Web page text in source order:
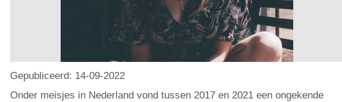
Gepubliceerd: 14-09-2022
Onder meisjes in Nederland vond tussen 2017 en 2021 een ongekende